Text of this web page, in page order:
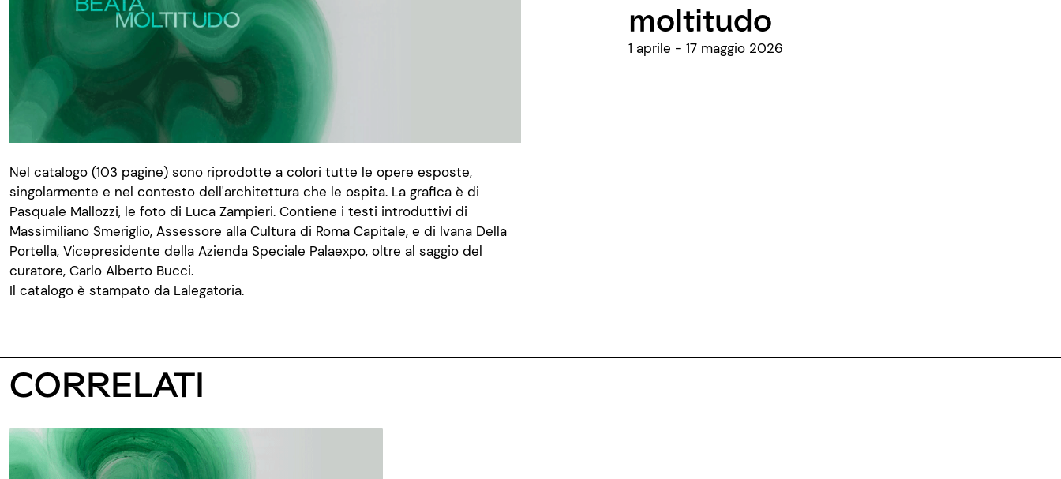
Nel catalogo (103 pagine) sono riprodotte a colori tutte le opere esposte,
singolarmente e nel contesto dell'architettura che le ospita. La grafica è di
Pasquale Mallozzi, le foto di Luca Zampieri. Contiene i testi introduttivi di
Massimiliano Smeriglio, Assessore alla Cultura di Roma Capitale, e di Ivana Della
Portella, Vicepresidente della Azienda Speciale Palaexpo, oltre al saggio del
curatore, Carlo Alberto Bucci.
Il catalogo è stampato da Lalegatoria.
moltitudo
1 aprile - 17 maggio 2026
CORRELATI